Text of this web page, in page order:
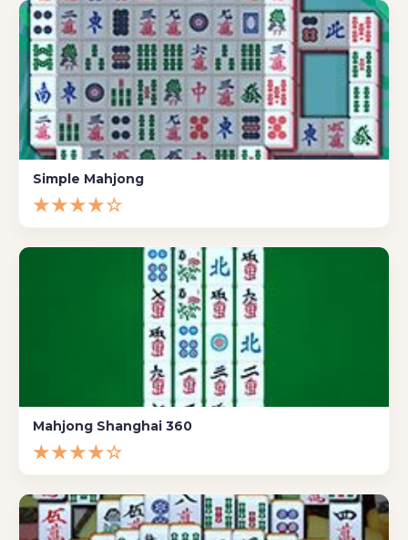
Simple Mahjong
★★★★☆
Mahjong Shanghai 360
★★★★☆